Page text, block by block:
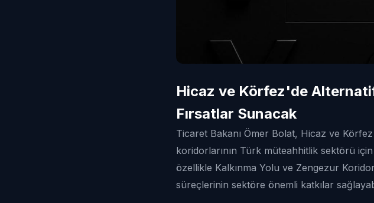
Hicaz ve Körfez'de
Fırsatlar Sunacak
Ticaret Bakanı Ömer Bolat, Hicaz ve
koridorlarının Türk müteahhitlik sektörü
özellikle Kalkınma Yolu ve Zengezur
süreçlerinin sektöre önemli katkılar